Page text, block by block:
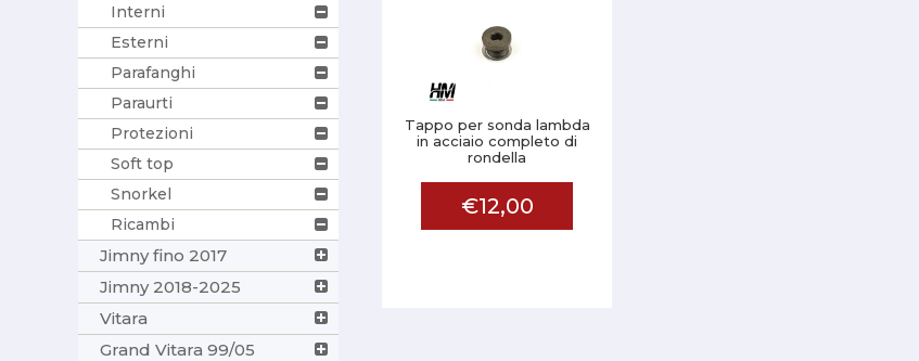
Interni
Esterni
Parafanghi
Paraurti
Protezioni
Soft top
Snorkel
Ricambi
Jimny fino 2017
Jimny 2018-2025
Vitara
Grand Vitara 99/05
Tappo per sonda lambda
in acciaio completo di
rondella
€12,00